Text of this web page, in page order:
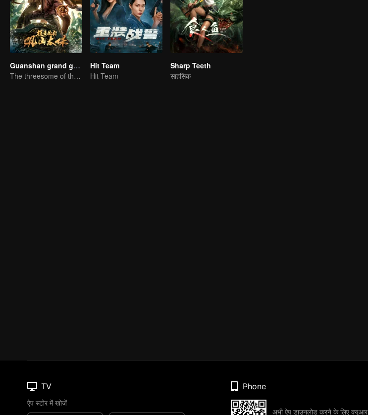
Guanshan grand guardian
The threesome of the tomb raiders break into the Wuxia Coffin Mountain
Hit Team
Hit Team
Sharp Teeth
साहसिक
TV
ऐप स्टोर में खोजें
Phone
अभी ऐप डाउनलोड करने के लिए क्यूआर